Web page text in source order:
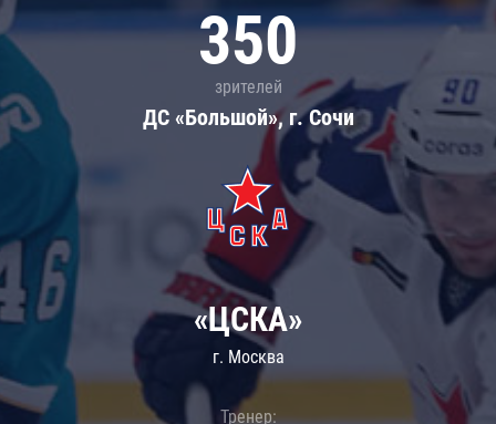
350
зрителей
ДС «Большой», г. Сочи
«ЦСКА»
г. Москва
Тренер: